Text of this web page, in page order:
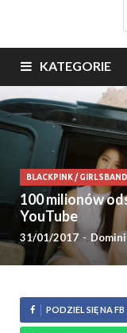
KATEGORIE
BLACKPINK/
100 milionów
YouTube
31/01/2017 -
PODZIEL SIĘ NA FB